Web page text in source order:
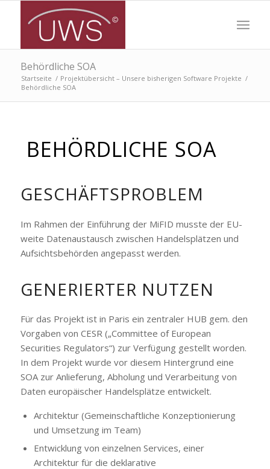
Behördliche SOA
Startseite / Projektübersicht – Unsere bisherigen Software Projekte /
Behördliche SOA
BEHÖRDLICHE SOA
GESCHÄFTSPROBLEM
Im Rahmen der Einführung der MiFID musste der EU-
weite Datenaustausch zwischen Handelsplätzen und
Aufsichtsbehörden angepasst werden.
GENERIERTER NUTZEN
Für das Projekt ist in Paris ein zentraler HUB gem. den
Vorgaben von CESR („Committee of European
Securities Regulators“) zur Verfügung gestellt worden.
In dem Projekt wurde vor diesem Hintergrund eine
SOA zur Anlieferung, Abholung und Verarbeitung von
Daten europäischer Handelsplätze entwickelt.
Architektur (Gemeinschaftliche Konzeptionierung
und Umsetzung im Team)
Entwicklung von einzelnen Services, einer
Architektur für die deklarative